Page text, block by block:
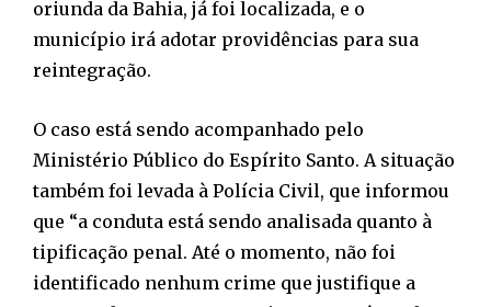
oriunda da Bahia, já foi localizada, e o
município irá adotar providências para sua
reintegração.
O caso está sendo acompanhado pelo
Ministério Público do Espírito Santo. A situação
também foi levada à Polícia Civil, que informou
que “a conduta está sendo analisada quanto à
tipificação penal. Até o momento, não foi
identificado nenhum crime que justifique a